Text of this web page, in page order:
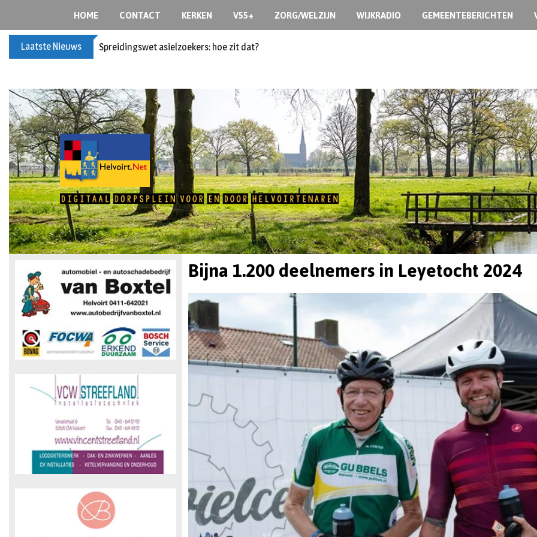
HOME CONTACT KERKEN V55+ ZORG/WELZIJN WIJKRADIO GEMEENTEBERICHTEN
Laatste Nieuws Bericht voor de leden van Vereniging 55+
Bijna 1.200 deelnemers in Leyetocht 2024